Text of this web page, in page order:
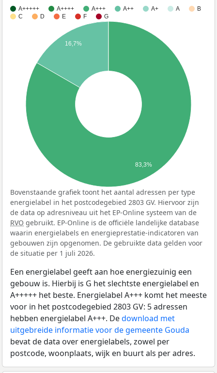
A+++++ A++++ A+++ A++ A+ A
B
C
D E F G
16,7%
83,3%
Bovenstaande grafiek toont het aantal adressen per type
energielabel in het postcodegebied 2803 GV. Hiervoor zijn
de data op adresniveau uit het EP-Online systeem van de
RVO gebruikt. EP-Online is de officiële landelijke database
waarin energielabels en energieprestatie-indicatoren van
gebouwen zijn opgenomen. De gebruikte data gelden voor
de situatie per 1 juli 2026.
Een energielabel geeft aan hoe energiezuinig een
gebouw is. Hierbij is G het slechtste energielabel en
A+++++ het beste. Energielabel A+++ komt het meeste
voor in het postcodegebied 2803 GV: 5 adressen
hebben energielabel A+++. Dedownload met
uitgebreide informatie voor de gemeente Gouda
bevat de data over energielabels, zowel per
postcode, woonplaats, wijk en buurt als per adres.